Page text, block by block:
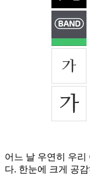
어느 날 우연히 우리
다. 한눈에 크게 공